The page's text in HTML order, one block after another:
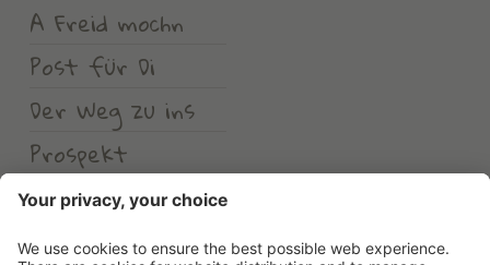
A Freid mochn
Post für Di
Der Weg zu ins
Prospekt
Wetter
Erlebnishotel Waltershof